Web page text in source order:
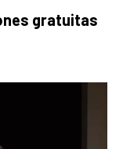
gratuitas